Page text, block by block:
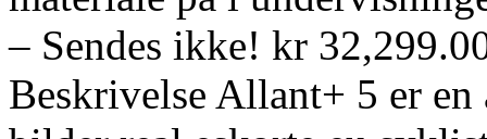
– Sendes ikke! kr
Beskrivelse Allant+ 5 er